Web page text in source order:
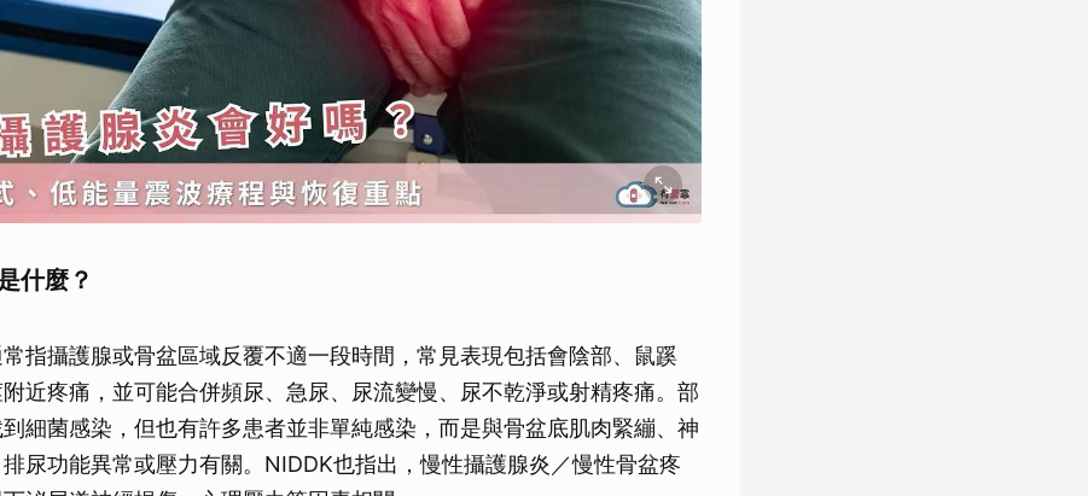
什麼？
指攝護腺或骨盆區域反覆不適一段時間，常見表現包括會陰部、鼠蹊
近疼痛，並可能合併頻尿、急尿、尿流變慢、尿不乾淨或射精疼痛。部
細菌感染，但也有許多患者並非單純感染，而是與骨盆底肌肉緊繃、神
尿功能異常或壓力有關。NIDDK也指出，慢性攝護腺炎／慢性骨盆疼
取消